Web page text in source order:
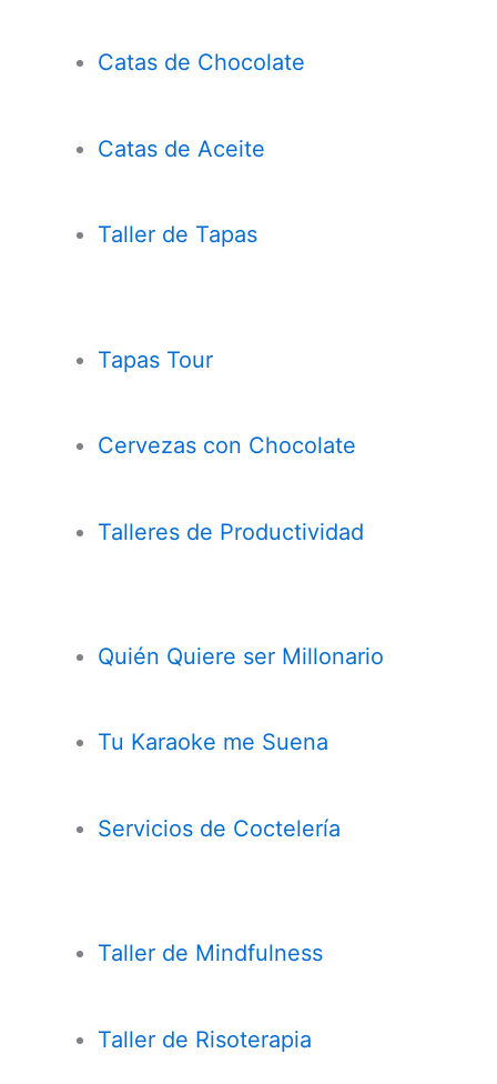
Catas de Chocolate
Catas de Aceite
Taller de Tapas
Tapas Tour
Cervezas con Chocolate
Talleres de Productividad
Quién Quiere ser Millonario
Tu Karaoke me Suena
Servicios de Coctelería
Taller de Mindfulness
Taller de Risoterapia